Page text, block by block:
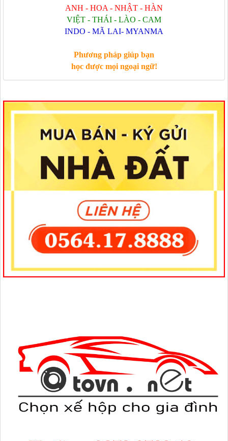
ANH - HOA - NHẬT - HÀN
VIỆT - THÁI - LÀO - CAM
INDO - MÃ LAI- MYANMA
Phương pháp giúp bạn
học được mọi ngoại ngữ!